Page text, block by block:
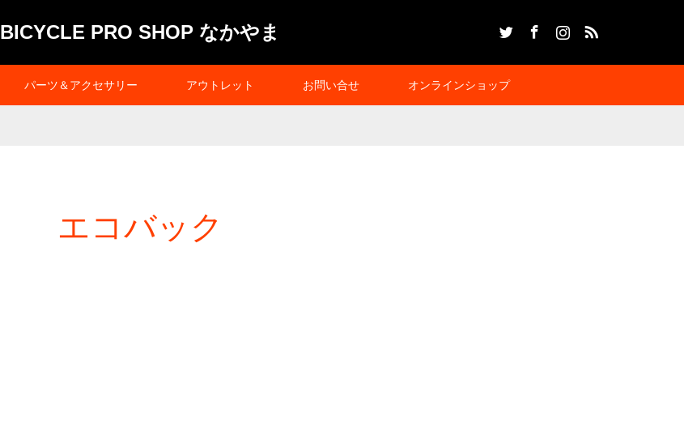
BICYCLE PRO SHOP なかやま
パーツ＆アクセサリー アウトレット お問い合せ オンラインショップ
エコバック